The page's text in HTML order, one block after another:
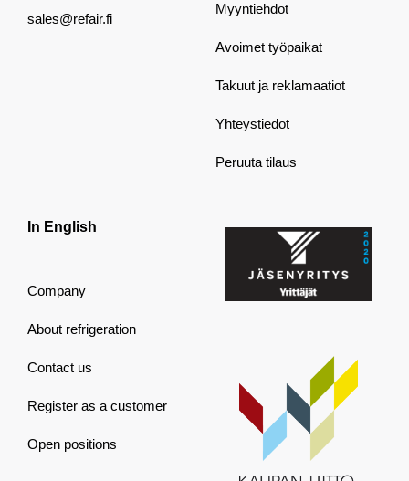
sales@refair.fi
Myyntiehdot
Avoimet työpaikat
Takuut ja reklamaatiot
Yhteystiedot
Peruuta tilaus
In English
Company
About refrigeration
Contact us
Register as a customer
Open positions